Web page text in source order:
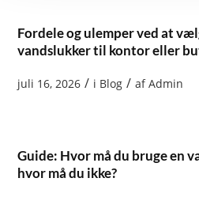
Fordele og ulemper ved at
vandslukker til kontor eller
juli 16, 2026 / i Blog / afAdmin
Guide: Hvor må du bruge en
hvor må du ikke?